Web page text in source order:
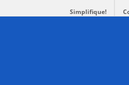
Simplifique!